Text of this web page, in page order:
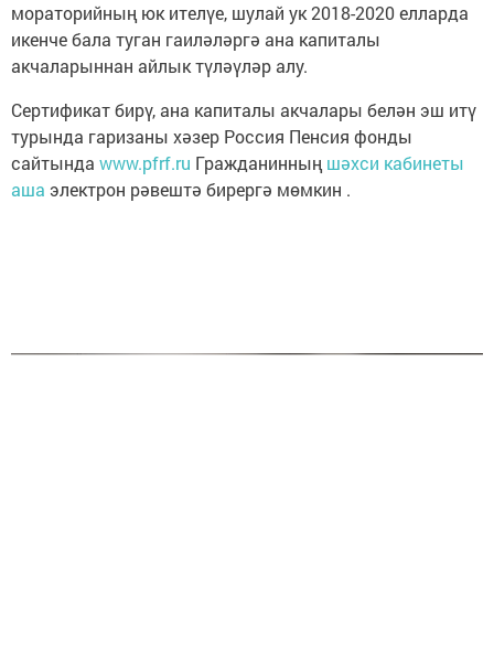
мораторийның юк ителүе, шулай ук 2018-2020 елларда
икенче бала туган гаиләләргә ана капиталы
акчаларыннан айлык түләүләр алу.
Сертификат бирү, ана капиталы акчалары белән эш итү
турында гаризаны хәзер Россия Пенсия фонды
сайтында www.pfrf.ru Гражданинның шәхси кабинеты
аша электрон рәвештә бирергә мөмкин .